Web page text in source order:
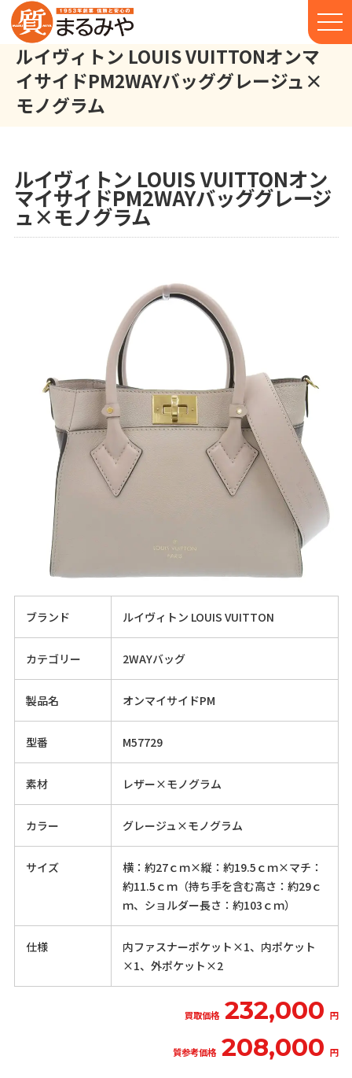
ルイヴィトン LOUIS VUITTONオンマ
イサイドPM2WAYバッググレージュ×
モノグラム
ルイヴィトン LOUIS VUITTONオン
マイサイドPM2WAYバッググレージ
ュ×モノグラム
ブランド ルイヴィトン LOUIS VUITTON
カテゴリー 2WAYバッグ
製品名 オンマイサイドPM
型番 M57729
素材 レザー×モノグラム
カラー グレージュ×モノグラム
サイズ
横：約27ｃｍ×縦：約19.5ｃｍ×マチ：
約11.5ｃｍ（持ち手を含む高さ：約29ｃ
ｍ、ショルダー長さ：約103ｃｍ）
仕様
内ファスナーポケット×1、内ポケット
×1、外ポケット×2
買取価格 232,000 円
質参考価格 208,000 円